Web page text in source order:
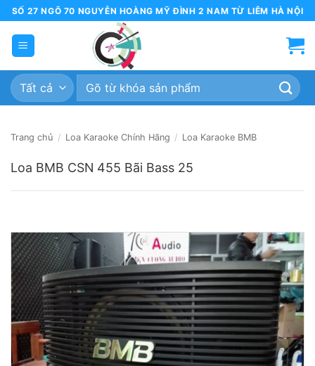
Bỏ
qua
dung
SỐ 27 NGÕ 70 NGUYỄN HOÀNG MỸ ĐÌNH 2 NAM TỪ LIÊM HÀ NỘI
Tìm
Trang chủ / Loa Karaoke Chính Hãng / Loa Karaoke BMB
Loa BMB CSN 455 Bãi Bass 25